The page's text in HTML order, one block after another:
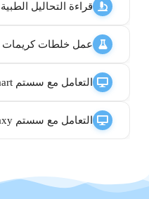
قراءة التحاليل الطبية
عمل خلطات كريمات
التعامل مع سستم smart
التعامل مع سستم galaxy